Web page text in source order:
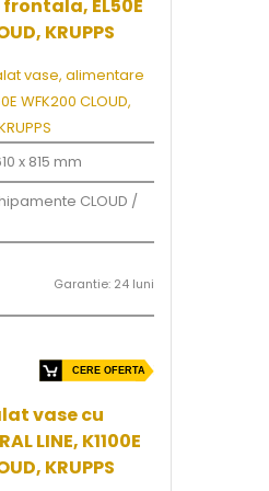
EL50E
KRUPPS
x 815 mm
CLOUD /
Garantie: 24 luni
CERE OFERTA
vase cu
LINE, K1100E
KRUPPS